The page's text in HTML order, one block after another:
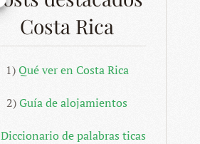
Costa Rica
1)Qué ver en Costa Rica
2)Guía de alojamientos
Diccionario de palabras ticas